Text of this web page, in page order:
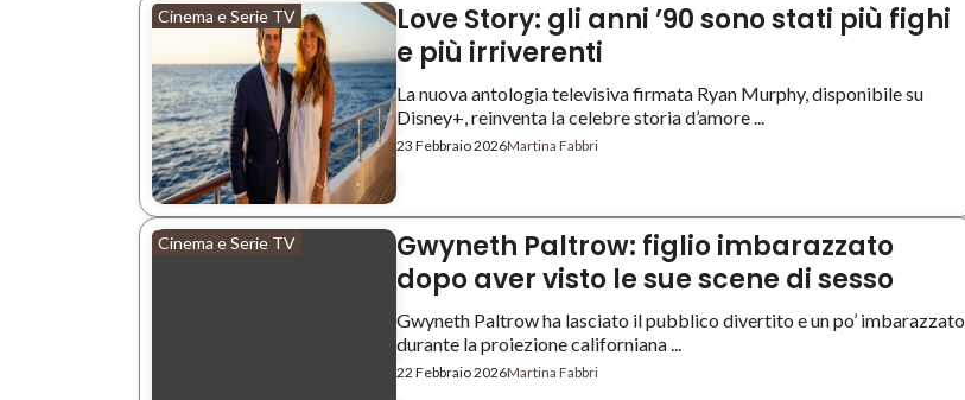
Cinema e Serie TV
Love Story: gli anni ’90 sono stati più fighi
e più irriverenti
La nuova antologia televisiva firmata Ryan Murphy, disponibile su
Disney+, reinventa la celebre storia d’amore ...
23 Febbraio 2026Martina Fabbri
Cinema e Serie TV
Gwyneth Paltrow: figlio imbarazzato
dopo aver visto le sue scene di sesso
Gwyneth Paltrow ha lasciato il pubblico divertito e un po’ imbarazzato
durante la proiezione californiana ...
22 Febbraio 2026Martina Fabbri